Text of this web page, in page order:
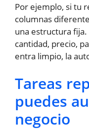
Por ejemplo, si tu
columnas
una estructura
cantidad, precio,
entra limpio, la
Tareas
puedes
negocio